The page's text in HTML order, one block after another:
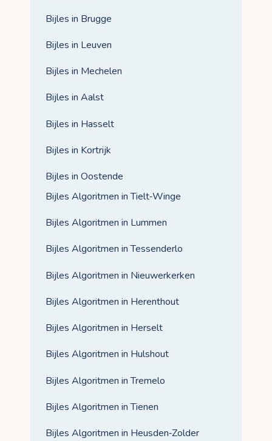
Bijles in Brugge
Bijles in Leuven
Bijles in Mechelen
Bijles in Aalst
Bijles in Hasselt
Bijles in Kortrijk
Bijles in Oostende
Bijles Algoritmen in Tielt‑Winge
Bijles Algoritmen in Lummen
Bijles Algoritmen in Tessenderlo
Bijles Algoritmen in Nieuwerkerken
Bijles Algoritmen in Herenthout
Bijles Algoritmen in Herselt
Bijles Algoritmen in Hulshout
Bijles Algoritmen in Tremelo
Bijles Algoritmen in Tienen
Bijles Algoritmen in Heusden‑Zolder